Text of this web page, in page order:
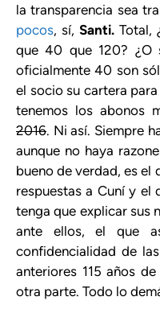
la transparencia sea
pocos, sí, Santi. Total,
que 40 que 120? ¿O
oficialmente 40 son
el socio su cartera
tenemos los abonos
2016. Ni así. Siempre
aunque no haya
bueno de verdad, es el
respuestas a Cuní y el
tenga que explicar sus
ante ellos, el que
confidencialidad de
anteriores 115 años
otra parte. Todo lo